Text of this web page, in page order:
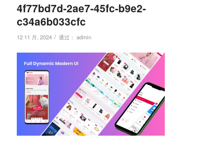
4f77bd7d-2ae7-45fc-b9e2-
c34a6b033cfc
12 11 月, 2024 / 通过： admin